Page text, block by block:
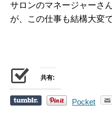
サロンのマネージャーさ
が、この仕事も結構大変で
共有:
Pocket